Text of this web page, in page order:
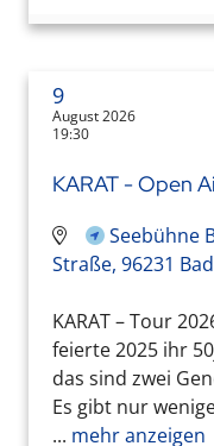
9
August 2026
19:30
KARAT - Open
Seebühne
Straße, 96231
KARAT – Tour
feierte 2025 ihr
das sind zwei
Es gibt nur
... mehr anzeigen